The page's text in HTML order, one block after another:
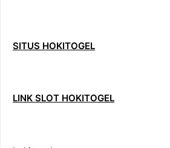
SITUS HOKITOGEL
LINK SLOT HOKITOGEL